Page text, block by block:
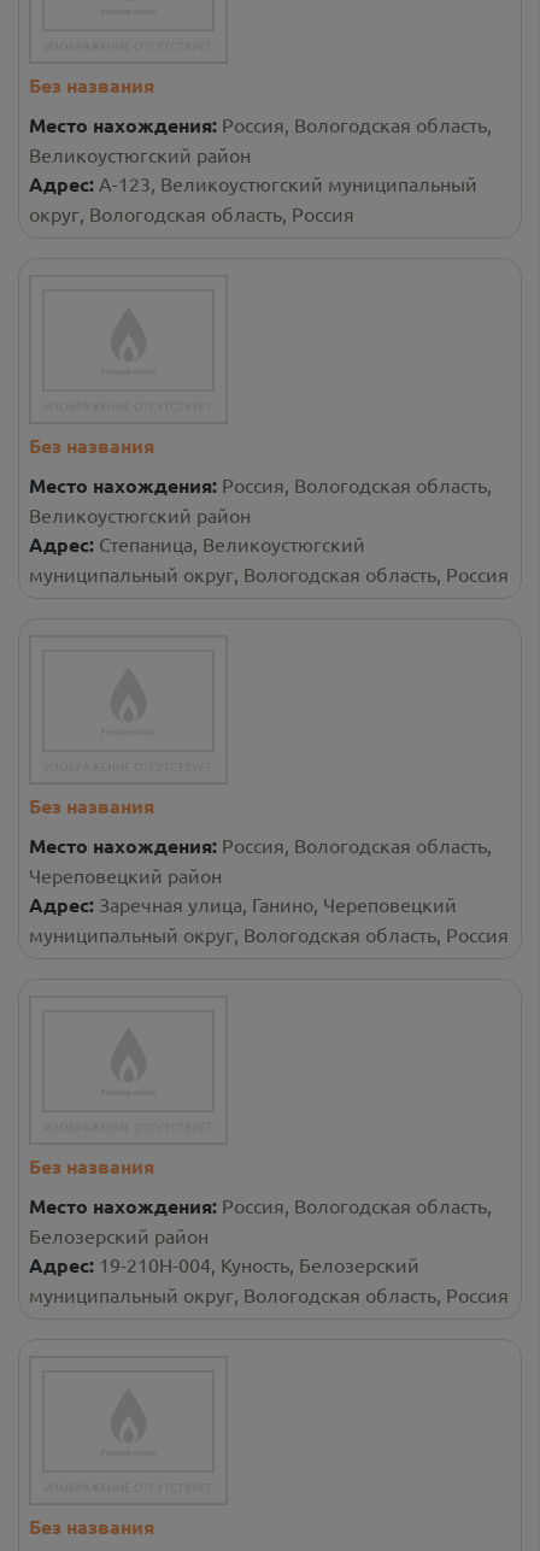
Без названия
Место нахождения: Россия, Вологодская область,
Великоустюгский район
Адрес: А-123, Великоустюгский муниципальный
округ, Вологодская область, Россия
Без названия
Место нахождения: Россия, Вологодская область,
Великоустюгский район
Адрес: Степаница, Великоустюгский
муниципальный округ, Вологодская область, Россия
Без названия
Место нахождения: Россия, Вологодская область,
Череповецкий район
Адрес: Заречная улица, Ганино, Череповецкий
муниципальный округ, Вологодская область, Россия
Без названия
Место нахождения: Россия, Вологодская область,
Белозерский район
Адрес: 19-210Н-004, Куность, Белозерский
муниципальный округ, Вологодская область, Россия
Без названия